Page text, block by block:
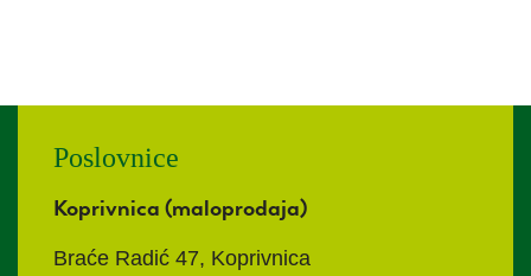
Poslovnice
Koprivnica (maloprodaja)
Braće Radić 47, Koprivnica